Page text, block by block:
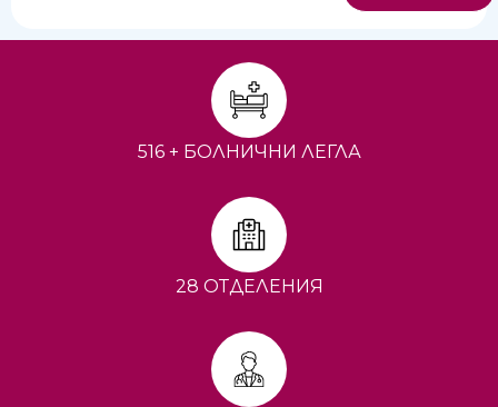
516 + БОЛНИЧНИ ЛЕГЛА
28 ОТДЕЛЕНИЯ